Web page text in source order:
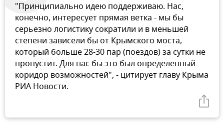
"Принципиально идею поддерживаю. Нас,
конечно, интересует прямая ветка - мы бы
серьезно логистику сократили и в меньшей
степени зависели бы от Крымского моста,
который больше 28-30 пар (поездов) за сутки не
пропустит. Для нас бы это был определенный
коридор возможностей", - цитирует главу Крыма
РИА Новости.